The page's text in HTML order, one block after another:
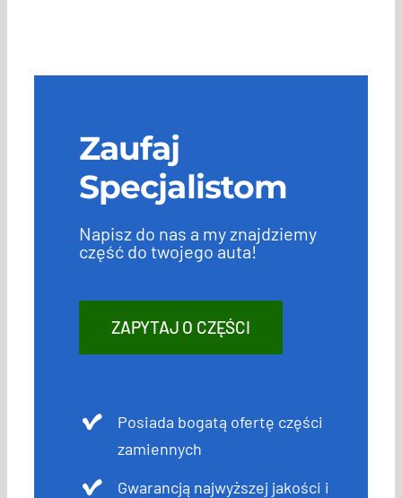
Zaufaj
Specjalistom
Napisz do nas a my znajdziemy
część do twojego auta!
ZAPYTAJ O CZĘŚCI
Posiada bogatą ofertę części
zamiennych
Gwarancją najwyższej jakości i